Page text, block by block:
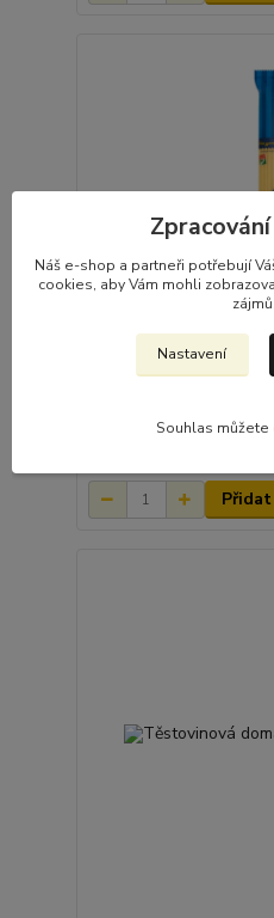
Náš e-shop a partneři potřebují
cookies, aby Vám mohli
zájmů.
Nastavení
Souhlas